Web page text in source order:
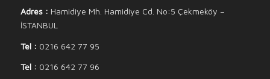
Adres : Hamidiye Mh. Hamidiye Cd. No:5 Çekmeköy –
İSTANBUL
Tel : 0216 642 77 95
Tel : 0216 642 77 96